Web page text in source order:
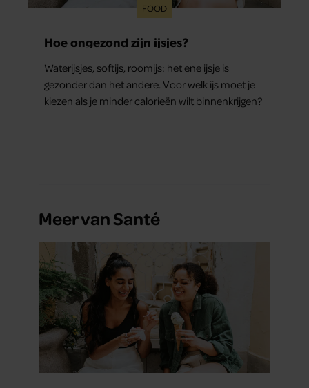
FOOD
Hoe ongezond zijn ijsjes?
Waterijsjes, softijs, roomijs: het ene ijsje is
gezonder dan het andere. Voor welk ijs moet je
kiezen als je minder calorieën wilt binnenkrijgen?
Meer van Santé